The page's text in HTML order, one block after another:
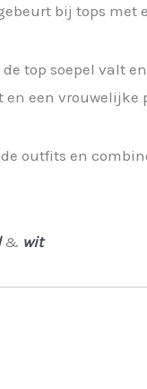
bij tops met
de top soepel valt
een
outfits en
& wit